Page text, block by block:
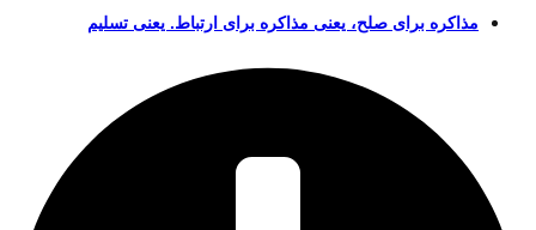
مذاکره برای صلح، یعنی مذاکره برای ارتباط. یعنی تسلیم